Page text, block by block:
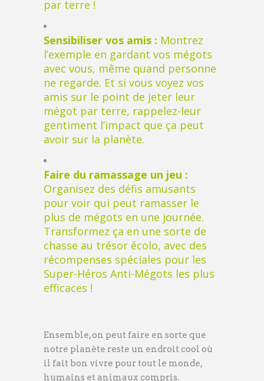
par terre !
Sensibiliser vos amis : Montrez
l’exemple en gardant vos mégots
avec vous, même quand personne
ne regarde. Et si vous voyez vos
amis sur le point de jeter leur
mégot par terre, rappelez-leur
gentiment l’impact que ça peut
avoir sur la planète.
Faire du ramassage un jeu :
Organisez des défis amusants
pour voir qui peut ramasser le
plus de mégots en une journée.
Transformez ça en une sorte de
chasse au trésor écolo, avec des
récompenses spéciales pour les
Super-Héros Anti-Mégots les plus
efficaces !
Ensemble, on peut faire en sorte que
notre planète reste un endroit cool où
il fait bon vivre pour tout le monde,
humains et animaux compris.